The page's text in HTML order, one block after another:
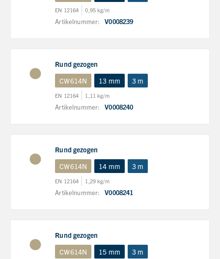
EN 12164 0,95 kg/m
Artikelnummer: V0008239
Rund gezogen
CW614N
13 mm 3 m
EN 12164 1,11 kg/m
Artikelnummer: V0008240
Rund gezogen
CW614N
14 mm 3 m
EN 12164 1,29 kg/m
Artikelnummer: V0008241
Rund gezogen
CW614N
15 mm 3 m